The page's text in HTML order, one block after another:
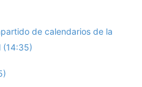
de calendarios de la
(14:35)